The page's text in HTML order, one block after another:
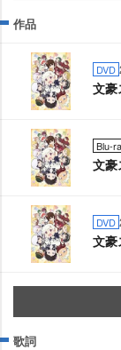
作品
DVD
文豪
Blu-
文豪
DVD
文豪
歌詞